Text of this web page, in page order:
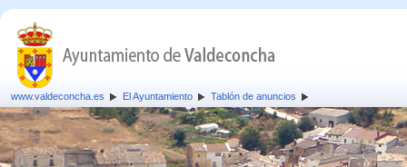
www.valdeconcha.es El Ayuntamiento Tablón de anuncios